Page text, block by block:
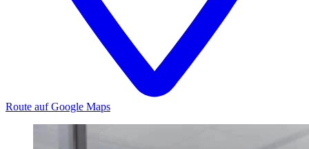
Route auf Google Maps